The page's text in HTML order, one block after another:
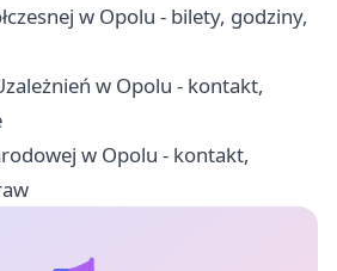
w Opolu - bilety, godziny,
w Opolu - kontakt,
w Opolu - kontakt,